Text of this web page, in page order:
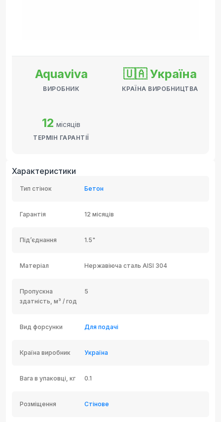
Aquaviva
ВИРОБНИК
🇺🇦 Україна
КРАЇНА ВИРОБНИЦТВА
12 місяців
ТЕРМІН ГАРАНТІЇ
Характеристики
Тип стінок Бетон
Гарантія 12 місяців
Під’єднання 1.5"
Матеріал Нержавіюча сталь AISI 304
Пропускна
здатність, м³ / год
5
Вид форсунки Для подачі
Країна виробник Україна
Вага в упаковці, кг 0.1
Розміщення Стінове